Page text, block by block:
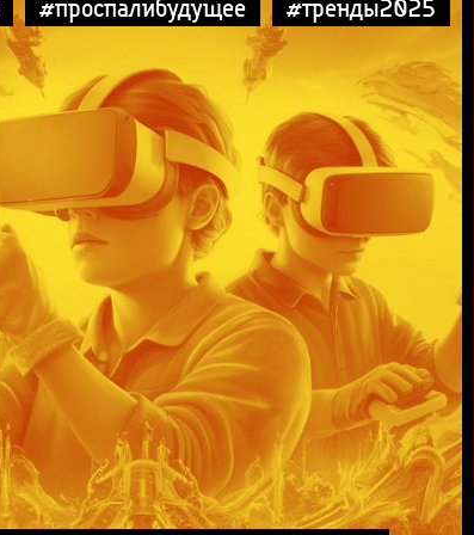
#проспалибудущее #тренды2025